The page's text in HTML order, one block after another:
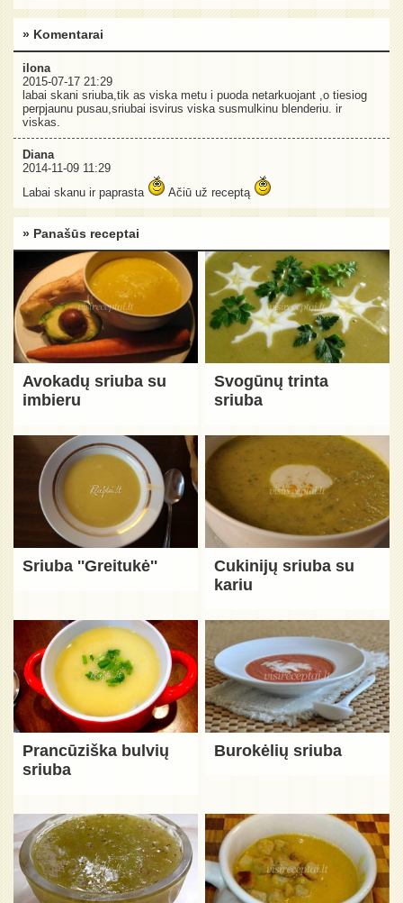
» Komentarai
ilona
2015-07-17 21:29
labai skani sriuba,tik as viska metu i puoda netarkuojant ,o tiesiog
perpjaunu pusau,sriubai isvirus viska susmulkinu blenderiu. ir
viskas.
Diana
2014-11-09 11:29
Labai skanu ir paprasta
Ačiū už receptą
» Panašūs receptai
Avokadų sriuba su
imbieru
Svogūnų trinta
sriuba
Sriuba ''Greitukė''
Cukinijų sriuba su
kariu
Prancūziška bulvių
sriuba
Burokėlių sriuba